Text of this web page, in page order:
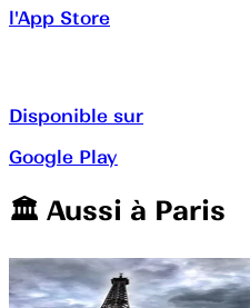
l'App Store
Disponible sur
Google Play
🏛️️ Aussi à Paris